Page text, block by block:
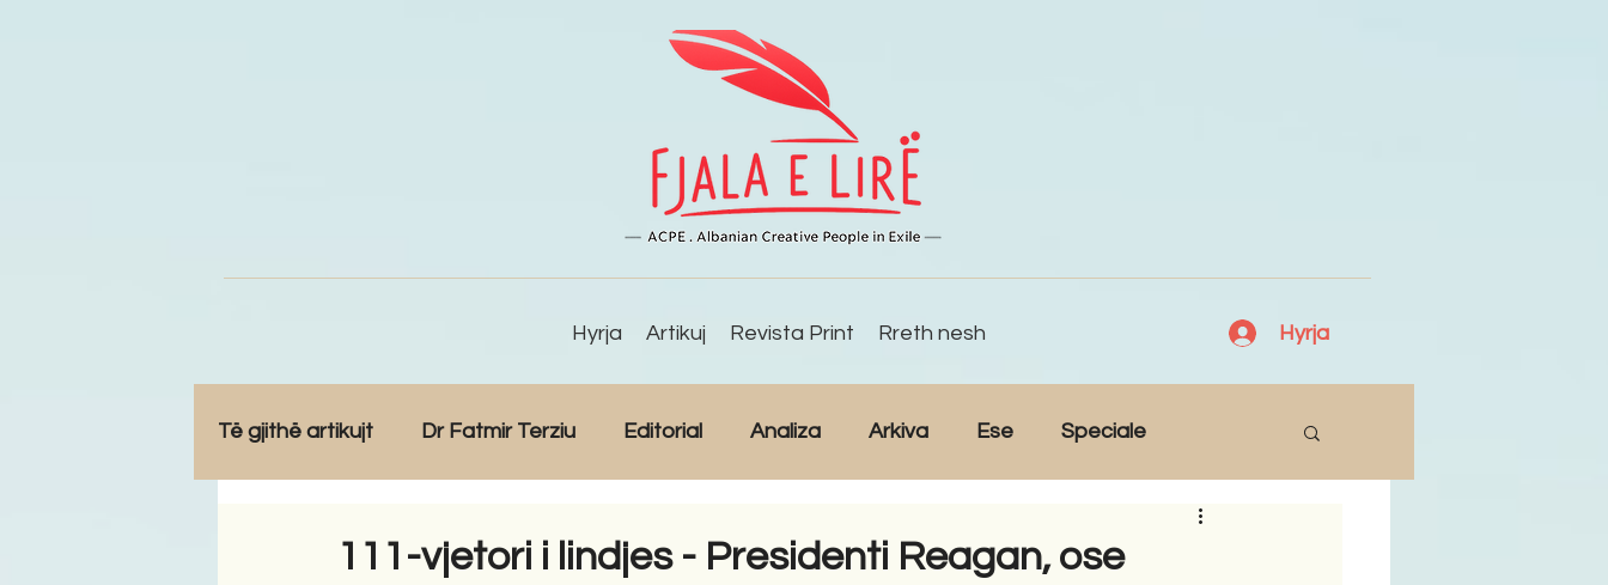
Hyrja Artikuj Revista Print Rreth nesh Hyrja
Të gjithë artikujt Dr Fatmir Terziu Editorial Analiza Arkiva Ese Speciale
111-vjetori i lindjes - Presidenti Reagan, ose